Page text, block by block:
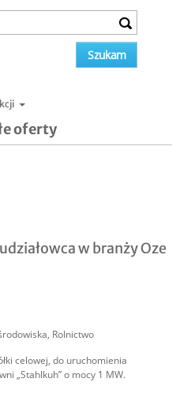
oferty
w branży Oze
, Rolnictwo
celowej, do uruchomienia
„Stahlkuh” o mocy 1 MW.